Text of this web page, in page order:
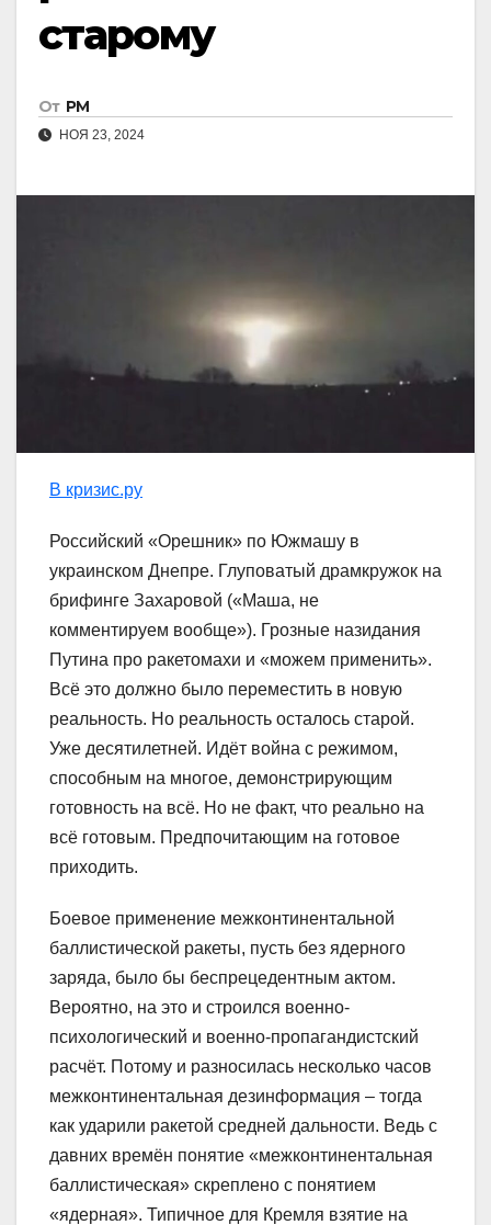
старому
От РМ
НОЯ 23, 2024
В кризис.ру
Российский «Орешник» по Южмашу в
украинском Днепре. Глуповатый драмкружок на
брифинге Захаровой («Маша, не
комментируем вообще»). Грозные назидания
Путина про ракетомахи и «можем применить».
Всё это должно было переместить в новую
реальность. Но реальность осталось старой.
Уже десятилетней. Идёт война с режимом,
способным на многое, демонстрирующим
готовность на всё. Но не факт, что реально на
всё готовым. Предпочитающим на готовое
приходить.
Боевое применение межконтинентальной
баллистической ракеты, пусть без ядерного
заряда, было бы беспрецедентным актом.
Вероятно, на это и строился военно-
психологический и военно-пропагандистский
расчёт. Потому и разносилась несколько часов
межконтинентальная дезинформация – тогда
как ударили ракетой средней дальности. Ведь с
давних времён понятие «межконтинентальная
баллистическая» скреплено с понятием
«ядерная». Типичное для Кремля взятие на